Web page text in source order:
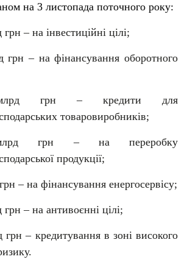
на 3 листопада поточного року:
– на інвестиційні цілі;
грн – на фінансування оборотного
грн – кредити для
товаровиробників;
грн – на переробку
продукції;
– на фінансування енергосервісу;
– на антивоєнні цілі;
грн – кредитування в зоні високого